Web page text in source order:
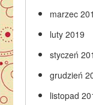
marzec
luty 2019
styczeń
grudzień
listopad